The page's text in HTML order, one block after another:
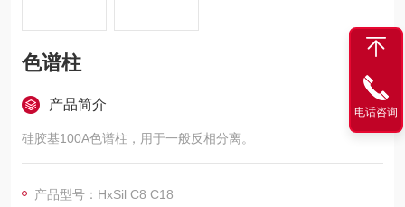
色谱柱
产品简介
硅胶基100A色谱柱，用于一般反相分离。
产品型号：HxSil C8 C18
电话咨询